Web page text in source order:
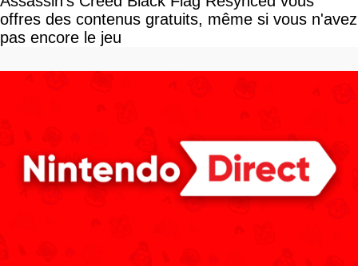
offres des contenus gratuits, même si vous n'avez
pas encore le jeu